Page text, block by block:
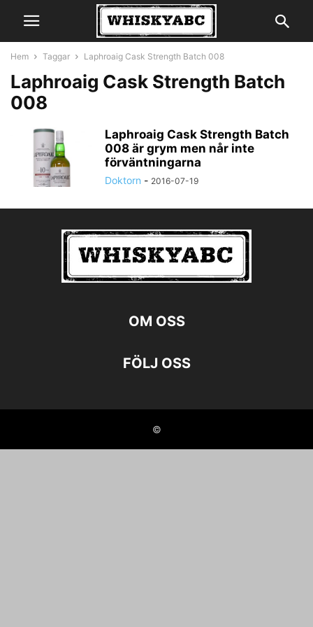
Hem Taggar Laphroaig Cask Strength Batch 008
Laphroaig Cask Strength Batch
008
Laphroaig Cask Strength Batch
008 är grym men når inte
förväntningarna
Doktorn - 2016-07-19
OM OSS
FÖLJ OSS
©